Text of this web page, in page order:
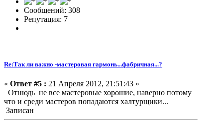
Сообщений: 308
Репутация: 7
Re:Так ли важно -мастеровая гармонь...фабричная...?
« Ответ #5 : 21 Апреля 2012, 21:51:43 »
Отнюдь не все мастеровые хорошие, наверно потому
что и среди мастеров попадаются халтурщики...
Записан